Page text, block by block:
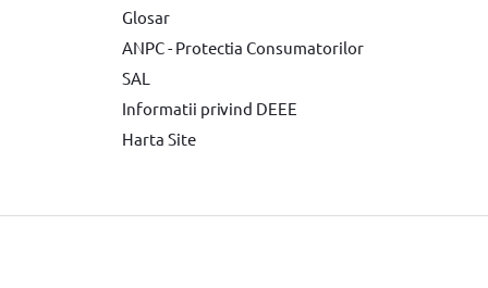
Glosar
ANPC - Protectia Consumatorilor
SAL
Informatii privind DEEE
Harta Site